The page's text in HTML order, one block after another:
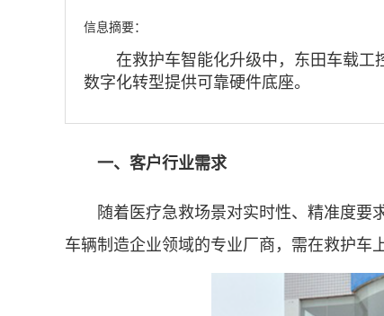
信息摘要：
在救护车智能化升级中，东田车载工
数字化转型提供可靠硬件底座。
一、客户行业需求
随着医疗急救场景对实时性、精准度要
车辆制造企业领域的专业厂商，需在救护车